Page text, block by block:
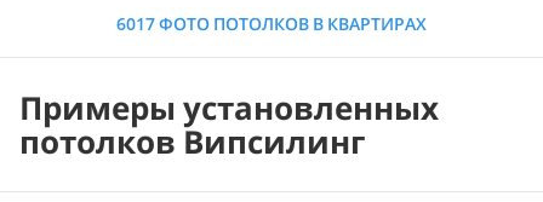
6017 ФОТО ПОТОЛКОВ В КВАРТИРАХ
Примеры установленных
потолков Випсилинг